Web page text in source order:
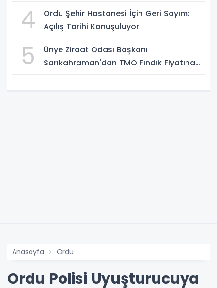
4
Ordu Şehir Hastanesi İçin Geri Sayım:
Açılış Tarihi Konuşuluyor
5
Ünye Ziraat Odası Başkanı
Sarıkahraman'dan TMO Fındık Fiyatına
Anasayfa Ordu
Ordu Polisi Uyuşturucuya